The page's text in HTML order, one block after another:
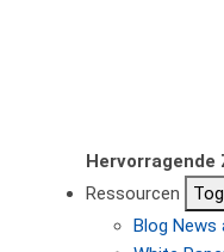
Hervorragende
Ressourcen
Blog News